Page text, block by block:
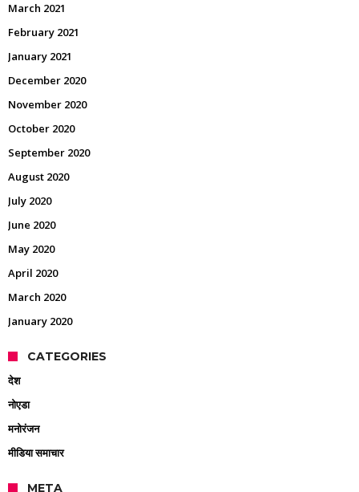
March 2021
February 2021
January 2021
December 2020
November 2020
October 2020
September 2020
August 2020
July 2020
June 2020
May 2020
April 2020
March 2020
January 2020
CATEGORIES
देश
नोएडा
मनोरंजन
मीडिया समाचार
META